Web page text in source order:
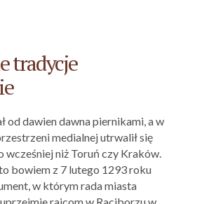
tradycje
od dawien dawna piernikami, a w
medialnej utrwalił się
wcześniej niż Toruń czy Kraków.
bowiem z 7 lutego 1293 roku
w którym rada miasta
rajcom w Raciborzu w